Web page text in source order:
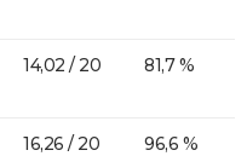
14,02 / 20 81,7 %
16,26 / 20 96,6 %